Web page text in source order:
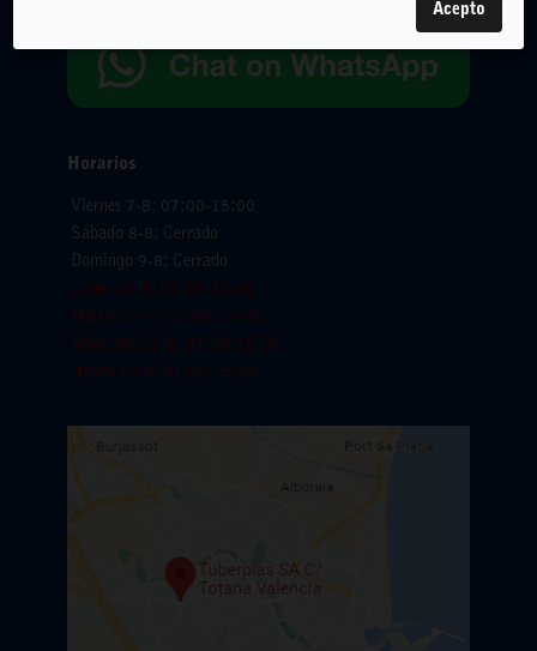
Horarios
Viernes 7-8: 07:00-15:00
Sábado 8-8: Cerrado
Domingo 9-8: Cerrado
Lunes 10-8: 07:00-15:00
Martes 11-8: 07:00-15:00
Miercoles 12-8: 07:00-15:00
Jueves 13-8: 07:00-15:00
Acepto